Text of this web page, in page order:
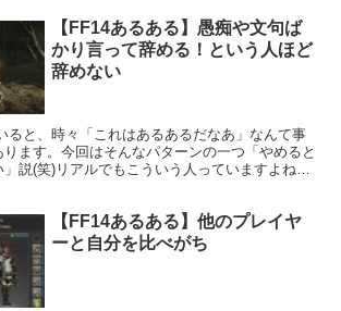
【FF14あるある】愚痴や文句ば
かり言って辞める！という人ほど
辞めない
ると、時々「これはあるあるだなあ」なんて事
ます。今回はそんなパターンの一つ「やめると
説(笑)リアルでもこういう人っていますよね。
【FF14あるある】他のプレイヤ
ーと自分を比べがち